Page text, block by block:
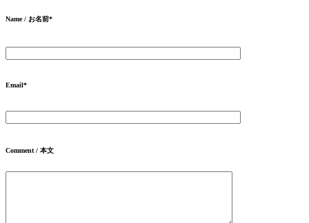
Name / お名前*
Email*
Comment / 本文